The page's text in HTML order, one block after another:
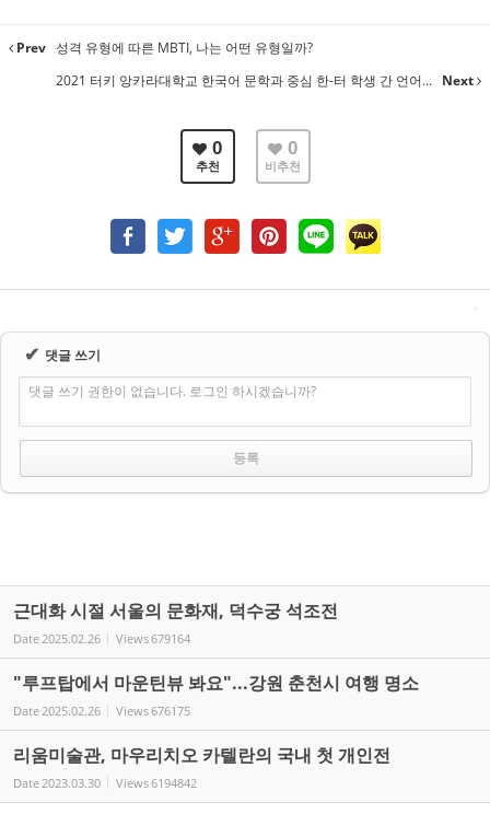
Prev 성격 유형에 따른 MBTI, 나는 어떤 유형일까?
2021 터키 앙카라대학교 한국어 문학과 중심 한-터 학생 간 언어... Next
0
추천
0
비추천
✔ 댓글 쓰기
댓글 쓰기 권한이 없습니다. 로그인 하시겠습니까?
근대화 시절 서울의 문화재, 덕수궁 석조전
Date2025.02.26 Views679164
"루프탑에서 마운틴뷰 봐요"...강원 춘천시 여행 명소
Date2025.02.26 Views676175
리움미술관, 마우리치오 카텔란의 국내 첫 개인전
Date2023.03.30 Views6194842